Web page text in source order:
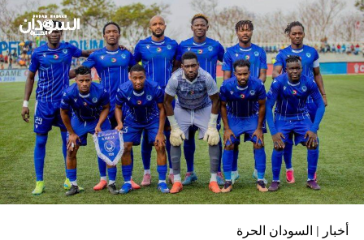
أخبار | السودان الحرة